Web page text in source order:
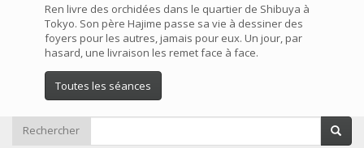
Ren livre des orchidées dans le quartier de Shibuya à
Tokyo. Son père Hajime passe sa vie à dessiner des
foyers pour les autres, jamais pour eux. Un jour, par
hasard, une livraison les remet face à face.
Toutes les séances
Rechercher